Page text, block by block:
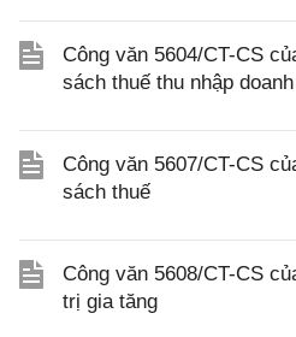
Công văn 5604/CT-CS
sách thuế thu nhập
Công văn 5607/CT-CS
sách thuế
Công văn 5608/CT-CS
trị gia tăng